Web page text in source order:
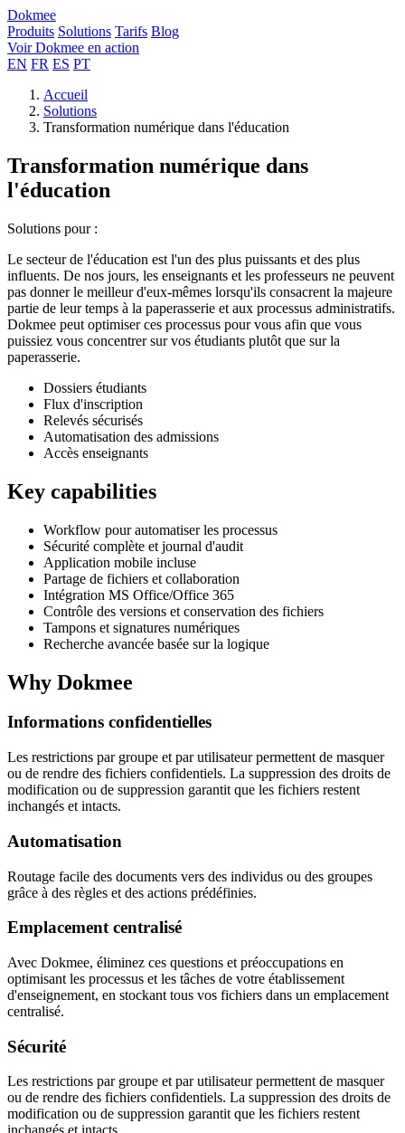
Dokmee
Produits Solutions Tarifs Blog
Voir Dokmee en action
EN FR ES PT
Accueil
Solutions
Transformation numérique dans l'éducation
Transformation numérique dans
l'éducation
Solutions pour :
Le secteur de l'éducation est l'un des plus puissants et des plus
influents. De nos jours, les enseignants et les professeurs ne peuvent
pas donner le meilleur d'eux-mêmes lorsqu'ils consacrent la majeure
partie de leur temps à la paperasserie et aux processus administratifs.
Dokmee peut optimiser ces processus pour vous afin que vous
puissiez vous concentrer sur vos étudiants plutôt que sur la
paperasserie.
Dossiers étudiants
Flux d'inscription
Relevés sécurisés
Automatisation des admissions
Accès enseignants
Key capabilities
Workflow pour automatiser les processus
Sécurité complète et journal d'audit
Application mobile incluse
Partage de fichiers et collaboration
Intégration MS Office/Office 365
Contrôle des versions et conservation des fichiers
Tampons et signatures numériques
Recherche avancée basée sur la logique
Why Dokmee
Informations confidentielles
Les restrictions par groupe et par utilisateur permettent de masquer
ou de rendre des fichiers confidentiels. La suppression des droits de
modification ou de suppression garantit que les fichiers restent
inchangés et intacts.
Automatisation
Routage facile des documents vers des individus ou des groupes
grâce à des règles et des actions prédéfinies.
Emplacement centralisé
Avec Dokmee, éliminez ces questions et préoccupations en
optimisant les processus et les tâches de votre établissement
d'enseignement, en stockant tous vos fichiers dans un emplacement
centralisé.
Sécurité
Les restrictions par groupe et par utilisateur permettent de masquer
ou de rendre des fichiers confidentiels. La suppression des droits de
modification ou de suppression garantit que les fichiers restent